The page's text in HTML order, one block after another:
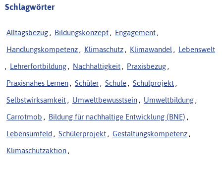
Schlagwörter
Alltagsbezug , Bildungskonzept , Engagement ,
Handlungskompetenz , Klimaschutz , Klimawandel , Lebenswelt
, Lehrerfortbildung , Nachhaltigkeit , Praxisbezug ,
Praxisnahes Lernen , Schüler , Schule , Schulprojekt ,
Selbstwirksamkeit , Umweltbewusstsein , Umweltbildung ,
Carrotmob , Bildung für nachhaltige Entwicklung (BNE) ,
Lebensumfeld , Schülerprojekt , Gestaltungskompetenz ,
Klimaschutzaktion ,